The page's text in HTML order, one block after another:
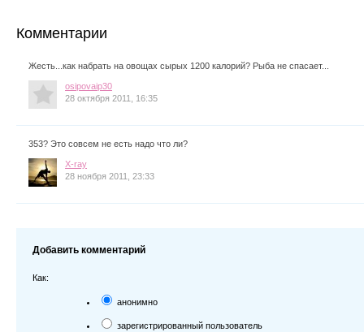
Комментарии
Жесть...как набрать на овощах сырых 1200 калорий? Рыба не спасает...
osipovaip30
28 октября 2011, 16:35
353? Это совсем не есть надо что ли?
X-ray
28 ноября 2011, 23:33
Добавить комментарий
Как:
анонимно
зарегистрированный пользователь